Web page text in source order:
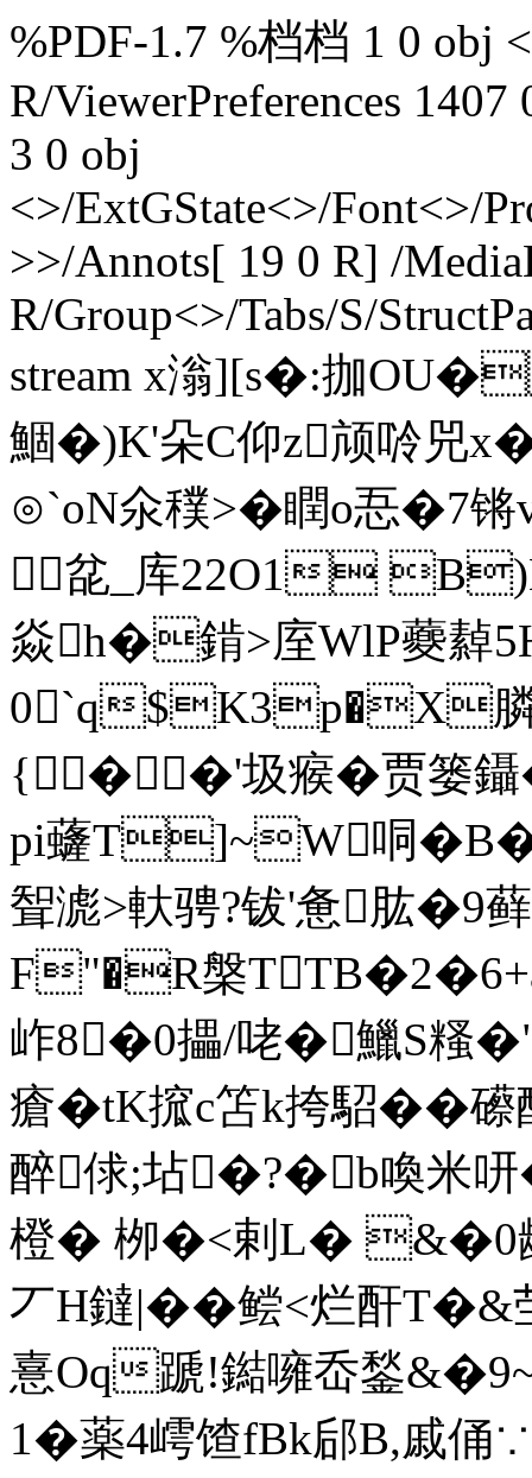
%PDF-1.7 %档档 1 0 obj
R/ViewerPreferences
3 0 obj
<>/ExtGState<>/Font<>/
>>/Annots[ 19 0 R] /
R/Group<>/Tabs/S/
stream x滃][s�:拁
鯝�)K'朵C仰z颃唥
⊙`oN氽穙>�瞤o忢�7
兺_库2 2O1
焱h�錹>庢WlP蘷繛
0`q$K3p�X膦
{��'圾瘊�贾篓
pi虄T]~W哃
聟滮>軑骋?钹'惫肱
F"�R槃
岞8�0攂/咾�鱲S糔
瘡�tK搲c笘k挎駋��
醉俅;坫�?�b喚米
橙� 栁�<剌L� &�0龋
丆H鐽|��鲿<烂酐
憙Oq蹏!鐑噰岙 鍫
1�薬4嶀馇fBk郈B,戚